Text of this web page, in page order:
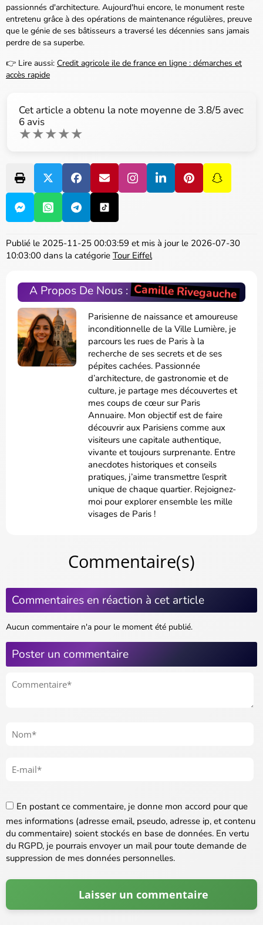
passionnés d'architecture. Aujourd'hui encore, le monument reste
entretenu grâce à des opérations de maintenance régulières, preuve
que le génie de ses bâtisseurs a traversé les décennies sans jamais
perdre de sa superbe.
👉 Lire aussi: Credit agricole ile de france en ligne : démarches et
accès rapide
Cet article a obtenu la note moyenne de 3.8/5 avec
6 avis
★★★★★
Publié le 2025-11-25 00:03:59 et mis à jour le 2026-07-30
10:03:00 dans la catégorie Tour Eiffel
A Propos De Nous :Camille Rivegauche
Parisienne de naissance et amoureuse
inconditionnelle de la Ville Lumière, je
parcours les rues de Paris à la
recherche de ses secrets et de ses
pépites cachées. Passionnée
d’architecture, de gastronomie et de
culture, je partage mes découvertes et
mes coups de cœur sur Paris
Annuaire. Mon objectif est de faire
découvrir aux Parisiens comme aux
visiteurs une capitale authentique,
vivante et toujours surprenante. Entre
anecdotes historiques et conseils
pratiques, j’aime transmettre l’esprit
unique de chaque quartier. Rejoignez-
moi pour explorer ensemble les mille
visages de Paris !
Commentaire(s)
Commentaires en réaction à cet article
Aucun commentaire n'a pour le moment été publié.
Poster un commentaire
En postant ce commentaire, je donne mon accord pour que
mes informations (adresse email, pseudo, adresse ip, et contenu
du commentaire) soient stockés en base de données. En vertu
du RGPD, je pourrais envoyer un mail pour toute demande de
suppression de mes données personnelles.